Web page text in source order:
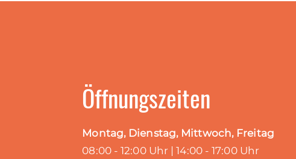
Öffnungszeiten
Montag, Dienstag, Mittwoch, Freitag
08:00 - 12:00 Uhr | 14:00 - 17:00 Uhr